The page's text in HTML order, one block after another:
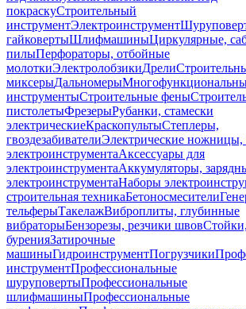
покраскуСтроительный
инструментЭлектроинструмент
гайковертыШлифмашиныЦиркулярные,
пилыПерфораторы, отбойные
молоткиЭлектролобзикиДрели
миксерыДальномеры
инструментыСтроительные фены
пистолетыФрезерыРубанки, стамески
электрическиеКраскопультыСтеплеры,
гвоздезабивателиЭлектрические ножницы,
электроинструментаАксессуары для
электроинструментаАккумуляторы,
электроинструментаНаборы
строительная техникаБетоносмесители
тельферыТакелажВиброплиты, глубинные
вибраторыБензорезы, резчики швов
буренияЗатирочные
машиныГидроинструментПогрузчики
инструментПрофессиональные
шуруповертыПрофессиональные
шлифмашиныПрофессиональные